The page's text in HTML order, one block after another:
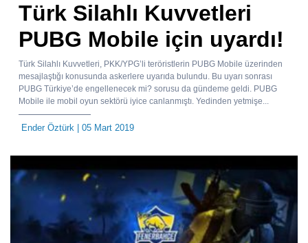
Türk Silahlı Kuvvetleri
PUBG Mobile için uyardı!
Türk Silahlı Kuvvetleri, PKK/YPG’li teröristlerin PUBG Mobile üzerinden
mesajlaştığı konusunda askerlere uyarıda bulundu. Bu uyarı sonrası
PUBG Türkiye’de engellenecek mi? sorusu da gündeme geldi. PUBG
Mobile ile mobil oyun sektörü iyice canlanmıştı. Yedinden yetmişe...
Ender Öztürk | 05 Mart 2019